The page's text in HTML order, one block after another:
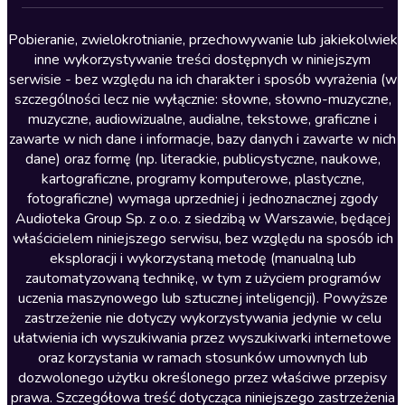
Lektury szkolne
Literatura anglojęzyczna
Literatura faktu
Literatura obyczajowa
Literatura piękna obca
Literatura piękna polska
Nagrania relaksacyjne
Nauka języków
Nauki humanistyczne
Podcasty i audycje
Polityka
Prasa
Religia
Pobieranie, zwielokrotnianie, przechowywanie lub jakiekolwiek
inne wykorzystywanie treści dostępnych w niniejszym
serwisie - bez względu na ich charakter i sposób wyrażenia (w
szczególności lecz nie wyłącznie: słowne, słowno-muzyczne,
muzyczne, audiowizualne, audialne, tekstowe, graficzne i
zawarte w nich dane i informacje, bazy danych i zawarte w nich
dane) oraz formę (np. literackie, publicystyczne, naukowe,
kartograficzne, programy komputerowe, plastyczne,
fotograficzne) wymaga uprzedniej i jednoznacznej zgody
Audioteka Group Sp. z o.o. z siedzibą w Warszawie, będącej
właścicielem niniejszego serwisu, bez względu na sposób ich
eksploracji i wykorzystaną metodę (manualną lub
zautomatyzowaną technikę, w tym z użyciem programów
uczenia maszynowego lub sztucznej inteligencji). Powyższe
zastrzeżenie nie dotyczy wykorzystywania jedynie w celu
ułatwienia ich wyszukiwania przez wyszukiwarki internetowe
oraz korzystania w ramach stosunków umownych lub
dozwolonego użytku określonego przez właściwe przepisy
prawa. Szczegółowa treść dotycząca niniejszego zastrzeżenia